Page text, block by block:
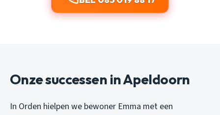
Onze successen in Apeldoorn
In Orden hielpen we bewoner Emma met een